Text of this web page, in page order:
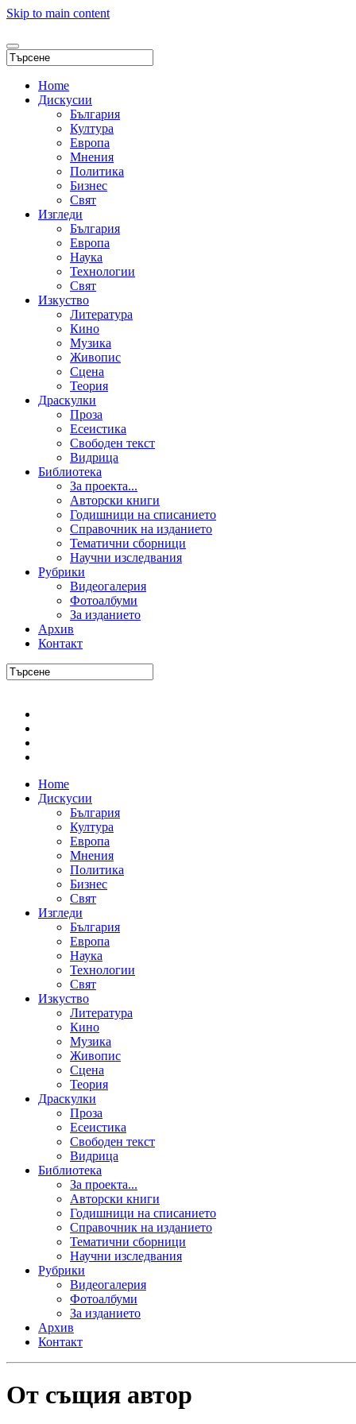
Skip to main content
Home
Дискусии
България
Култура
Европа
Мнения
Политика
Бизнес
Свят
Изгледи
България
Европа
Наука
Технологии
Свят
Изкуство
Литература
Кино
Музика
Живопис
Сцена
Теория
Драскулки
Проза
Есеистика
Свободен текст
Видрица
Библиотека
За проекта...
Авторски книги
Годишници на списанието
Справочник на изданието
Тематични сборници
Научни изследвания
Рубрики
Видеогалерия
Фотоалбуми
За изданието
Архив
Контакт
Home
Дискусии
България
Култура
Европа
Мнения
Политика
Бизнес
Свят
Изгледи
България
Европа
Наука
Технологии
Свят
Изкуство
Литература
Кино
Музика
Живопис
Сцена
Теория
Драскулки
Проза
Есеистика
Свободен текст
Видрица
Библиотека
За проекта...
Авторски книги
Годишници на списанието
Справочник на изданието
Тематични сборници
Научни изследвания
Рубрики
Видеогалерия
Фотоалбуми
За изданието
Архив
Контакт
От същия автор